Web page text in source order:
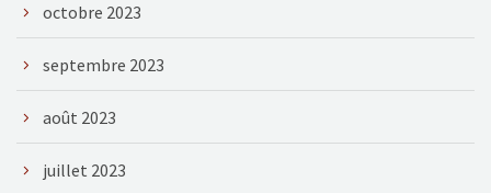
octobre 2023
septembre 2023
août 2023
juillet 2023